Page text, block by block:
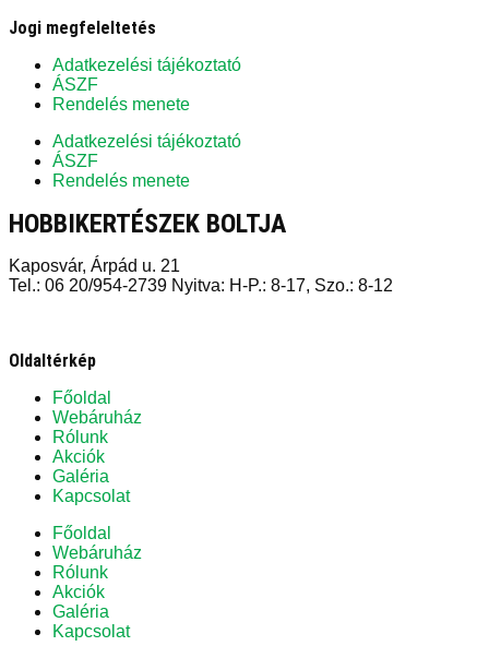
Jogi megfeleltetés
Adatkezelési tájékoztató
ÁSZF
Rendelés menete
Adatkezelési tájékoztató
ÁSZF
Rendelés menete
HOBBIKERTÉSZEK BOLTJA
Kaposvár, Árpád u. 21
Tel.: 06 20/954-2739 Nyitva: H-P.: 8-17, Szo.: 8-12
Oldaltérkép
Főoldal
Webáruház
Rólunk
Akciók
Galéria
Kapcsolat
Főoldal
Webáruház
Rólunk
Akciók
Galéria
Kapcsolat